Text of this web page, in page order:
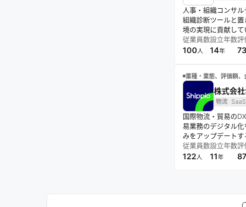
人事・組織コンサ
組織診断ツールと
境の実現に貢献して
従業員数
100人
設立年数
14年
評
業種・業態、評価額
株式会
物流 SaaS
国際物流・貿易の
易業務のデジタル
みをアップデートす
従業員数
122人
設立年数
11年
評